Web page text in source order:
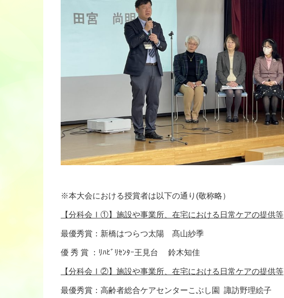
※本大会における授賞者は以下の通り(敬称略）
【分科会Ⅰ①】施設や事業所、在宅における日常ケアの提供等
最優秀賞：新橋はつらつ太陽 髙山紗季
優 秀 賞 ：ﾘﾊﾋﾞﾘｾﾝﾀｰ王見台 鈴木知佳
【分科会Ⅰ②】施設や事業所、在宅における日常ケアの提供等
最優秀賞：高齢者総合ケアセンターこぶし園 諏訪野理絵子